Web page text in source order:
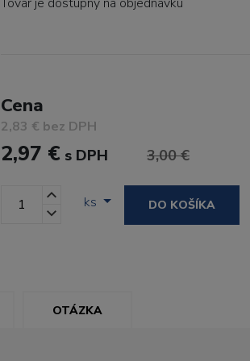
Cena
2,83 € bez DPH
2,97 € s DPH 3,00 €
ks DO KOŠÍKA
OTÁZKA